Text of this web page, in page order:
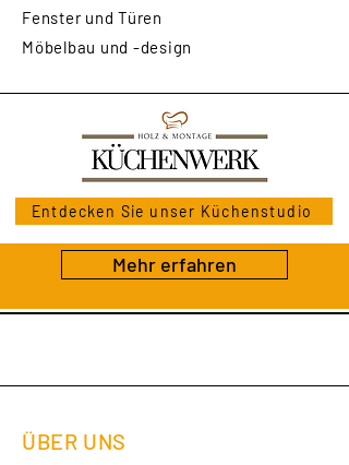
Fenster und Türen
Möbelbau und -design
Entdecken Sie unser Küchenstudio
Mehr erfahren
ÜBER UNS